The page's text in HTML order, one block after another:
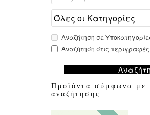
Αναζήτηση σε
Αναζήτηση στις
Προϊόντα σύμφωνα με
αναζήτησης